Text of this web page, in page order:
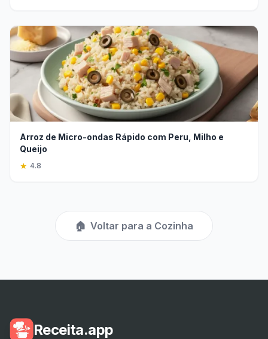
Arroz de Micro-ondas Rápido com Peru, Milho e
Queijo
★ 4.8
🏠 Voltar para a Cozinha
Receita.app